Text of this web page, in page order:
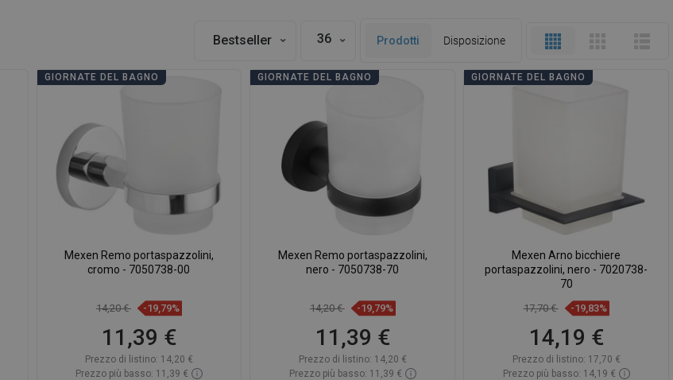
Bestseller 36 Prodotti Disposizione
GIORNATE DEL BAGNO
Mexen Remo portaspazzolini,
cromo - 7050738-00
14,20 € -19,79%
11,39 €
Prezzo di listino: 14,20 €
Prezzo più basso: 11,39 €
GIORNATE DEL BAGNO
Mexen Remo portaspazzolini,
nero - 7050738-70
14,20 € -19,79%
11,39 €
Prezzo di listino: 14,20 €
Prezzo più basso: 11,39 €
GIORNATE DEL BAGNO
Mexen Arno bicchiere
portaspazzolini, nero - 7020738-
70
17,70 € -19,83%
14,19 €
Prezzo di listino: 17,70 €
Prezzo più basso: 14,19 €